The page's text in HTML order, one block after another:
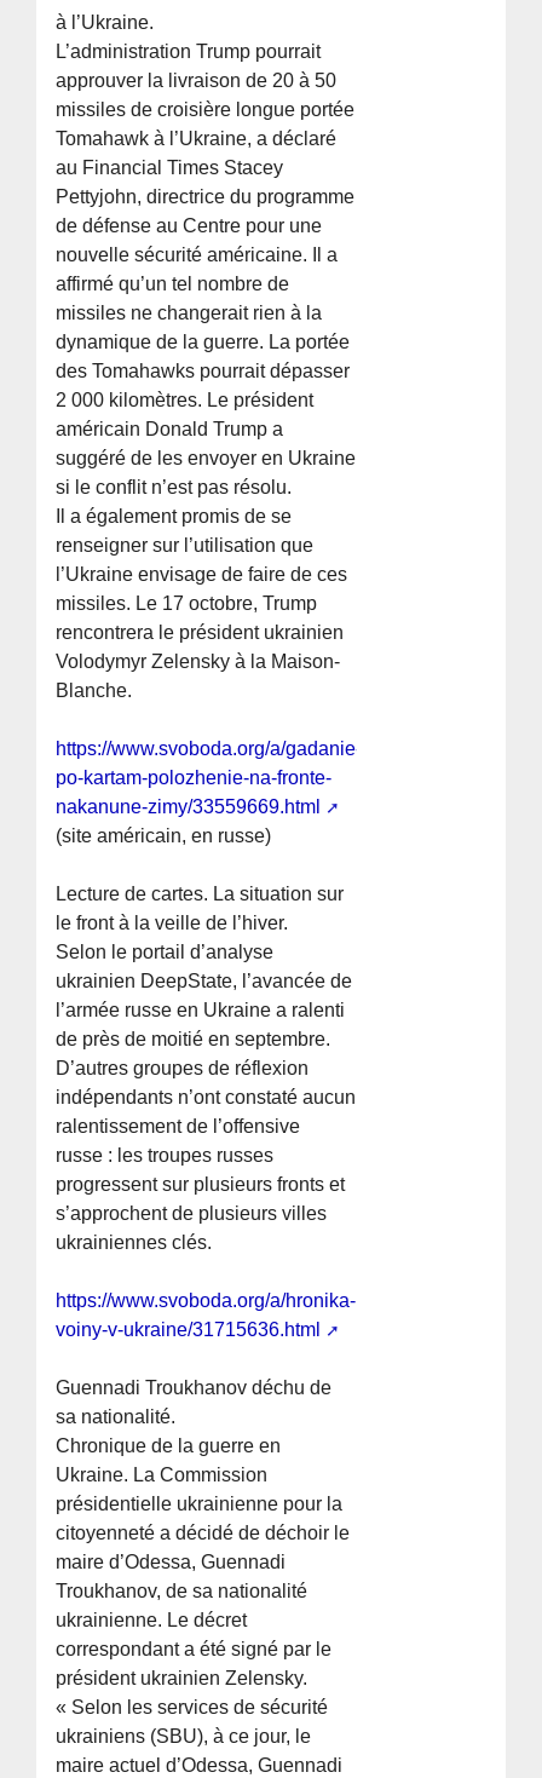
à l’Ukraine.
L’administration Trump pourrait
approuver la livraison de 20 à 50
missiles de croisière longue portée
Tomahawk à l’Ukraine, a déclaré
au Financial Times Stacey
Pettyjohn, directrice du programme
de défense au Centre pour une
nouvelle sécurité américaine. Il a
affirmé qu’un tel nombre de
missiles ne changerait rien à la
dynamique de la guerre. La portée
des Tomahawks pourrait dépasser
2 000 kilomètres. Le président
américain Donald Trump a
suggéré de les envoyer en Ukraine
si le conflit n’est pas résolu.
Il a également promis de se
renseigner sur l’utilisation que
l’Ukraine envisage de faire de ces
missiles. Le 17 octobre, Trump
rencontrera le président ukrainien
Volodymyr Zelensky à la Maison-
Blanche.
https://www.svoboda.org/a/gadanie-
po-kartam-polozhenie-na-fronte-
nakanune-zimy/33559669.html
(site américain, en russe)
Lecture de cartes. La situation sur
le front à la veille de l’hiver.
Selon le portail d’analyse
ukrainien DeepState, l’avancée de
l’armée russe en Ukraine a ralenti
de près de moitié en septembre.
D’autres groupes de réflexion
indépendants n’ont constaté aucun
ralentissement de l’offensive
russe : les troupes russes
progressent sur plusieurs fronts et
s’approchent de plusieurs villes
ukrainiennes clés.
https://www.svoboda.org/a/hronika-
voiny-v-ukraine/31715636.html
Guennadi Troukhanov déchu de
sa nationalité.
Chronique de la guerre en
Ukraine. La Commission
présidentielle ukrainienne pour la
citoyenneté a décidé de déchoir le
maire d’Odessa, Guennadi
Troukhanov, de sa nationalité
ukrainienne. Le décret
correspondant a été signé par le
président ukrainien Zelensky.
« Selon les services de sécurité
ukrainiens (SBU), à ce jour, le
maire actuel d’Odessa, Guennadi